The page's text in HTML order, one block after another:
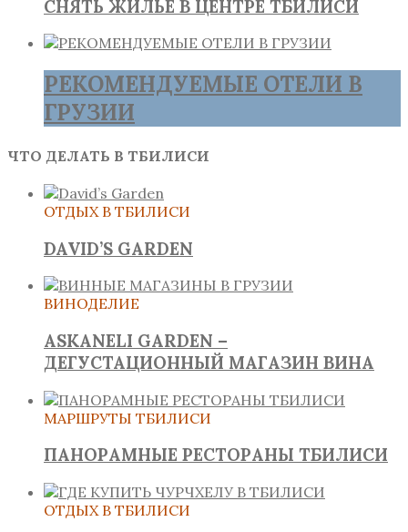
СНЯТЬ ЖИЛЬЕ В ЦЕНТРЕ ТБИЛИСИ
РЕКОМЕНДУЕМЫЕ ОТЕЛИ В
ГРУЗИИ
ЧТО ДЕЛАТЬ В ТБИЛИСИ
ОТДЫХ В ТБИЛИСИ
DAVID’S GARDEN
ВИНОДЕЛИЕ
ASKANELI GARDEN –
ДЕГУСТАЦИОННЫЙ МАГАЗИН ВИНА
МАРШРУТЫ ТБИЛИСИ
ПАНОРАМНЫЕ РЕСТОРАНЫ ТБИЛИСИ
ОТДЫХ В ТБИЛИСИ